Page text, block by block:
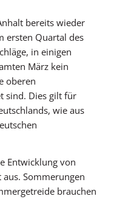
bereits wieder
ersten Quartal des
in einigen
März kein
oberen
sind. Dies gilt für
wie aus
Entwicklung von
aus. Sommerungen
brauchen